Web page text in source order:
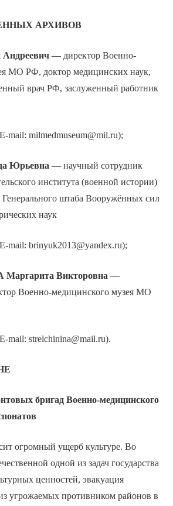
АРХИВОВ
— директор Военно-
МО РФ, доктор медицинских наук,
врач РФ, заслуженный работник
mail: milmedmuseum@mil.ru);
Юрьевна — научный сотрудник
института (военной истории)
штаба Вооружённых сил
наук
mail: brinyuk2013@yandex.ru);
Викторовна —
Военно-медицинского музея МО
mail: strelchinina@mail.ru).
бригад Военно-медицинского
огромный ущерб культуре. Во
одной из задач государства
ценностей, эвакуация
угрожаемых противником районов в